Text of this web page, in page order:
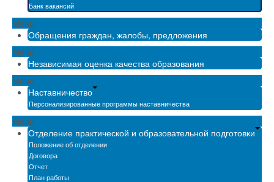
Банк вакансий
Menu
Обращения граждан, жалобы, предложения
Menu
Независимая оценка качества образования
Menu
Наставничество
Персонализированные программы наставничества
Menu
Отделение практической и образовательной подготовки
Положение об отделении
Договора
Отчет
План работы